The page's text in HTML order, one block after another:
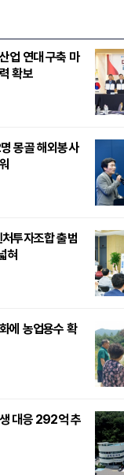
업 연대 구축 마
확보
몽골 해외봉사
투자조합 출범
혀
에 농업용수 확
대응 292억 추